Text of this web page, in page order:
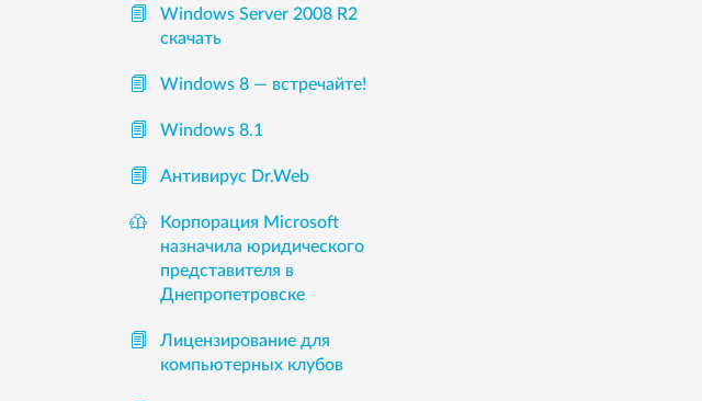
Windows Server 2008 R2
скачать
Windows 8 — встречайте!
Windows 8.1
Антивирус Dr.Web
Корпорация Microsoft
назначила юридического
представителя в
Днепропетровске
Лицензирование для
компьютерных клубов